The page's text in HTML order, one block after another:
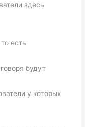
здесь
есть
будут
у которых